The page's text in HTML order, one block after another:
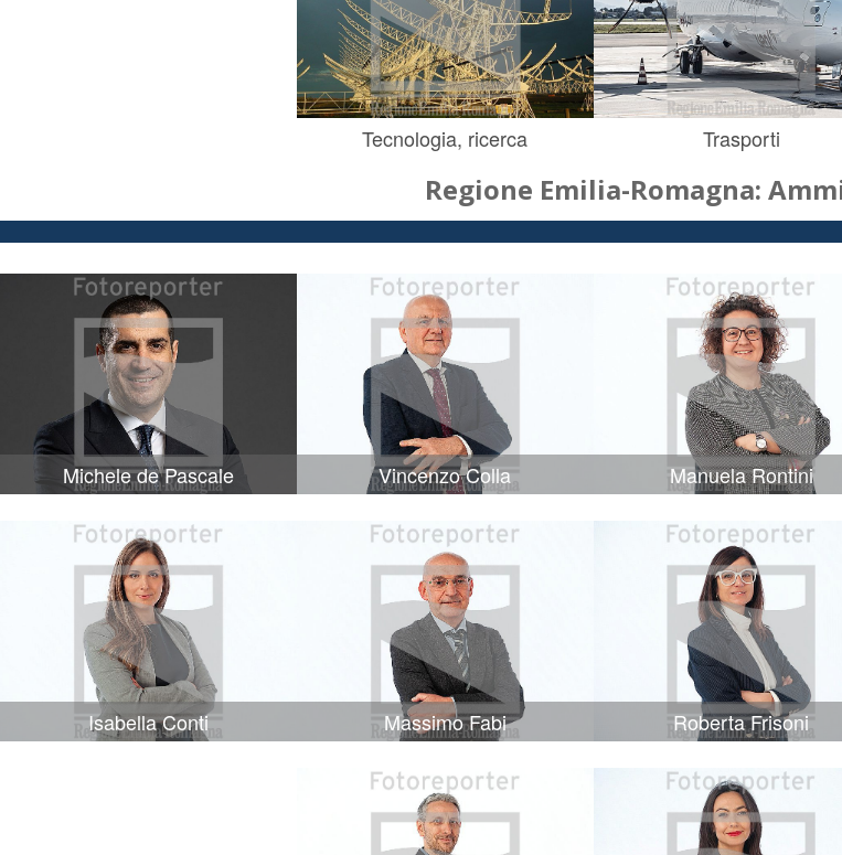
Tecnologia, ricerca Trasporti
Regione Emilia-Romagna:
Michele de Pascale Vincenzo Colla Manuela Rontini
Isabella Conti Massimo Fabi Roberta Frisoni